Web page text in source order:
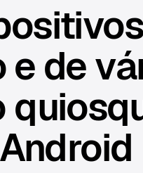
de
Android